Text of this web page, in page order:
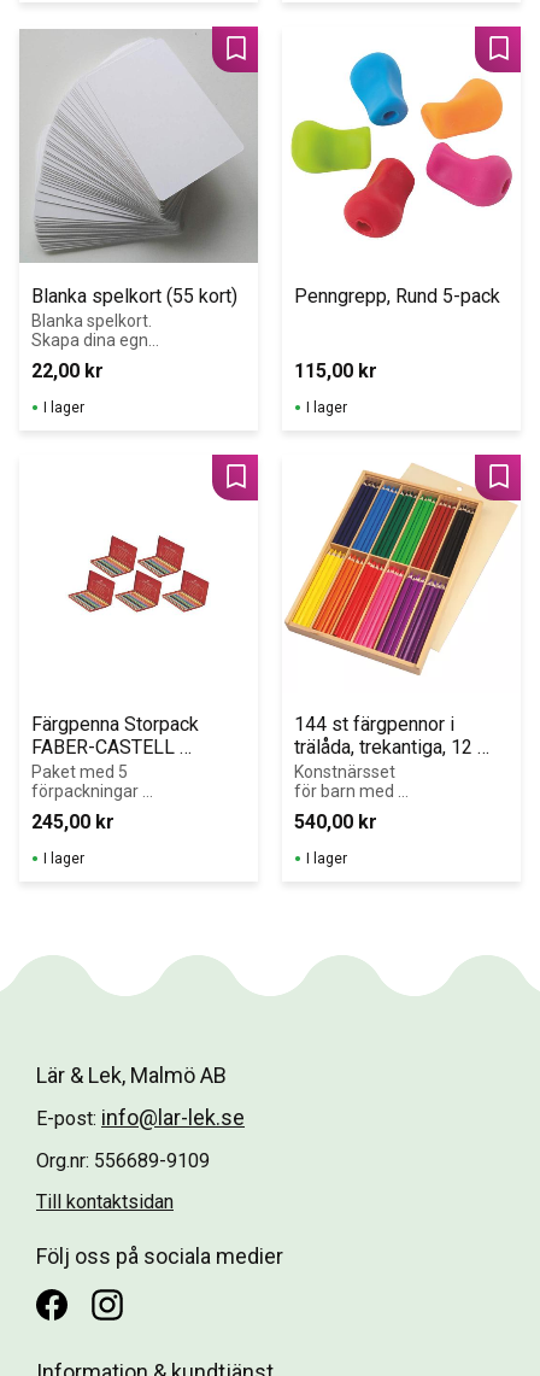
Blanka spelkort (55 kort)
Blanka spelkort.
Skapa dina egna
spelkort!
22,00 kr
Lägg till i favoriter
I lager
Penngrepp, Rund 5-pack
115,00 kr
I lager
Färgpenna Storpack
FABER-CASTELL
12x5/fp
Paket med 5
förpackningar
färgpennor av
hög kvalitet.
Totalt 60 pennor
med färgat hölje
245,00 kr
Lägg till i favoriter
I lager
144 st färgpennor i
trälåda, trekantiga, 12
färger
Konstnärsset
för barn med
144 trekantiga
färgpennor i 12
färger –
bekväma att
540,00 kr
I lager
Lär & Lek, Malmö AB
E-post: info@lar-lek.se
Org.nr: 556689-9109
Till kontaktsidan
Följ oss på sociala medier